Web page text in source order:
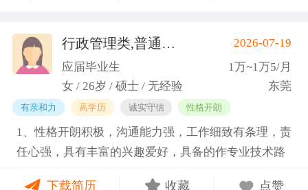
行政管理类,普通教师类 (蓝小艳)2026-07-19
应届毕业生
1万~1万5/月
女 / 26岁 / 硕士 / 无经验
东莞
有亲和力 高学历 诚实守信 性格开朗
1、性格开朗积极，沟通能力强，工作细致有条理，责
任心强，具有丰富的兴趣爱好，具备的作专业技术路
下载简历 收藏 点赞